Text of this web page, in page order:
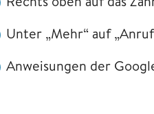
Unter „Mehr“ auf
Anweisungen der